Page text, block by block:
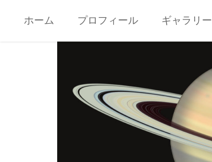
ホーム プロフィール ギャラリー